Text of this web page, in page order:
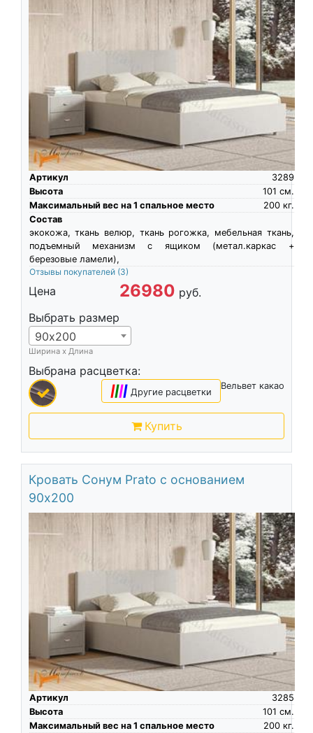
Артикул
3289
Высота
см.
101
Максимальный вес на 1 спальное место
кг.
200
Состав
экокожа, ткань велюр, ткань рогожка, мебельная ткань,
подъемный механизм с ящиком (метал.каркас +
березовые ламели),
Отзывы покупателей (3)
Цена 26980 руб.
Выбрать размер
90х200
Ширина х Длина
Выбрана расцветка:
Вельвет какао
|||| Другие расцветки
Купить
Кровать Сонум Prato с основанием
90х200
Артикул
3285
Высота
см.
101
Максимальный вес на 1 спальное место
кг.
200